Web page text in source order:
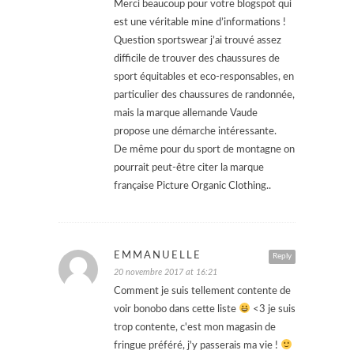
Merci beaucoup pour votre blogspot qui
est une véritable mine d’informations !
Question sportswear j’ai trouvé assez
difficile de trouver des chaussures de
sport équitables et eco-responsables, en
particulier des chaussures de randonnée,
mais la marque allemande Vaude
propose une démarche intéressante.
De même pour du sport de montagne on
pourrait peut-être citer la marque
française Picture Organic Clothing..
Reply
EMMANUELLE
20 novembre 2017 at 16:21
Comment je suis tellement contente de
voir bonobo dans cette liste
<3 je suis
trop contente, c'est mon magasin de
fringue préféré, j'y passerais ma vie !